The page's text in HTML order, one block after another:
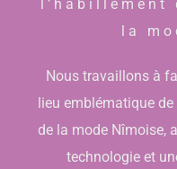
l’habillement
la
Nous travaillons à
lieu emblématique
de la mode Nîmoise,
technologie et